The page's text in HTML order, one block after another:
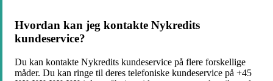
Hvordan kan jeg kontakte Nykredits
kundeservice?
Du kan kontakte Nykredits kundeservice på flere forskellige
måder. Du kan ringe til deres telefoniske kundeservice på +45